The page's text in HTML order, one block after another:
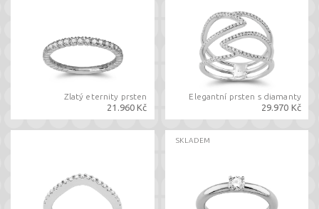
Zlatý eternity prsten
21.960 Kč
Elegantní prsten s diamanty
29.970 Kč
SKLADEM